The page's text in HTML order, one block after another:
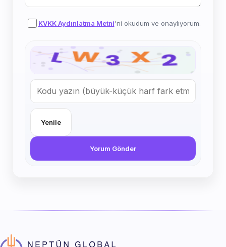
KVKK Aydınlatma Metni'ni okudum ve onaylıyorum.
Yenile
Yorum Gönder